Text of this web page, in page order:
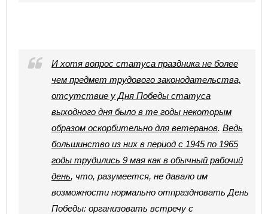
И хотя вопрос статуса праздника не более
чем предмет трудового законодательства,
отсутствие у Дня Победы статуса
выходного дня было в те годы некоторым
образом оскорбительно для ветеранов. Ведь
большинство из них в период с 1945 по 1965
годы трудились 9 мая как в обычный рабочий
день, что, разумеется, не давало им
возможности нормально отпраздновать День
Победы: организовать встречу с